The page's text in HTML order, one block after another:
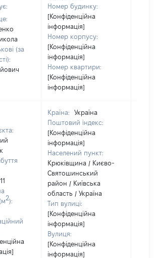
(за
Номер будинку:
[Конфіденційна
інформація]
Номер корпусу:
[Конфіденційна
інформація]
Номер квартири:
[Конфіденційна
інформація]
2):
Країна:
Україна
Поштовий індекс:
[Конфіденційна
інформація]
Населений пункт:
Крюківщина / Києво-
Святошинський
район / Київська
область / Україна
Тип вулиці:
[Конфіденційна
інформація]
Вулиця:
[Конфіденційна
інформація]